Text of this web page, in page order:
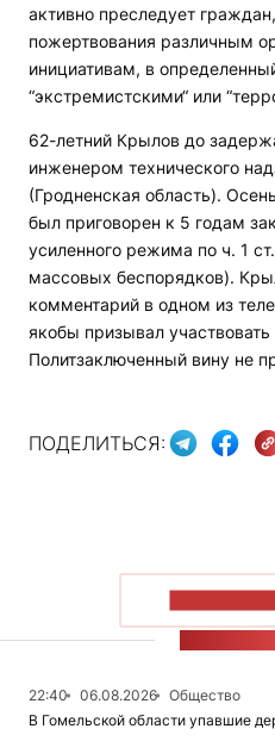
активно преследует
пожертвования различным
инициативам, в
“экстремистскими“ или
62-летний Крылов до
инженером технического
(Гродненская область).
был приговорен к 5 годам
усиленного режима по ч. 1
массовых беспорядков).
комментарий в одном из
якобы призывал
Политзаключенный вину не
ПОДЕЛИТЬСЯ:
22:40 06.08.2026
Общество
В Гомельской области упавшие